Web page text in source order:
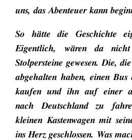
uns, das Abenteuer kann
So hätte die Geschichte
Eigentlich, wären da
Stolpersteine gewesen. Die,
abgehalten haben, einen
kaufen und ihn auf einer
nach Deutschland zu
kleinen Kastenwagen mit
ins Herz geschlossen. Was